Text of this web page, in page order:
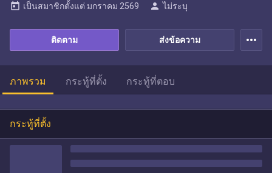
ส่งข้อความ
ติดตาม
today เป็นสมาชิกตั้งแต่ มกราคม 2569 person ไม่ระบุ
more_horiz
ภาพรวม กระทู้ที่ตั้ง กระทู้ที่ตอบ
กระทู้ที่ตั้ง